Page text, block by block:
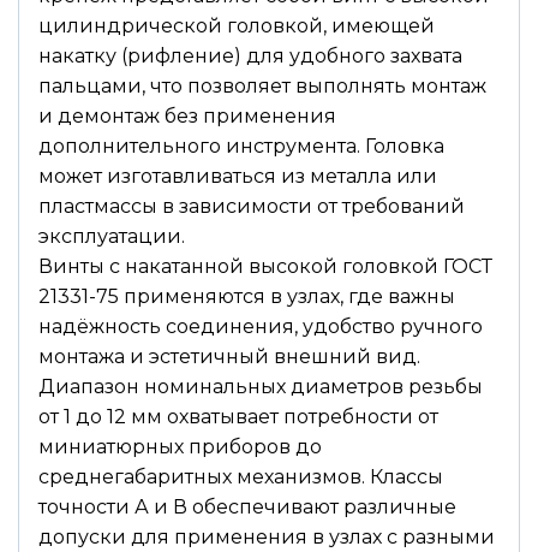
цилиндрической головкой, имеющей
накатку (рифление) для удобного захвата
пальцами, что позволяет выполнять монтаж
и демонтаж без применения
дополнительного инструмента. Головка
может изготавливаться из металла или
пластмассы в зависимости от требований
эксплуатации.
Винты с накатанной высокой головкой ГОСТ
21331-75 применяются в узлах, где важны
надёжность соединения, удобство ручного
монтажа и эстетичный внешний вид.
Диапазон номинальных диаметров резьбы
от 1 до 12 мм охватывает потребности от
миниатюрных приборов до
среднегабаритных механизмов. Классы
точности А и В обеспечивают различные
допуски для применения в узлах с разными